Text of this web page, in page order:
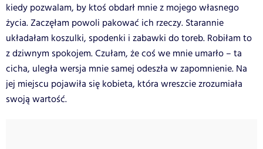
kiedy pozwalam, by ktoś obdarł mnie z mojego własnego
życia. Zaczęłam powoli pakować ich rzeczy. Starannie
układałam koszulki, spodenki i zabawki do toreb. Robiłam to
z dziwnym spokojem. Czułam, że coś we mnie umarło – ta
cicha, uległa wersja mnie samej odeszła w zapomnienie. Na
jej miejscu pojawiła się kobieta, która wreszcie zrozumiała
swoją wartość.